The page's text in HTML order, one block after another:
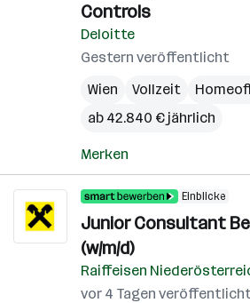
Controls
Deloitte
Gestern veröffentlicht
Wien
Vollzeit
ab 42.840 € jährlich
Merken
Einblicke
Junior Consultant
(w/m/d)
Raiffeisen
vor 4 Tagen